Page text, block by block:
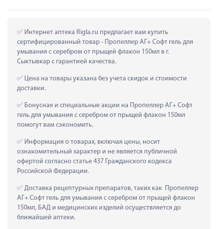
Интернет аптека Rigla.ru предлагает вам купить
сертифицированный товар - Пропеллер АГ+ Софт гель для
умывания с серебром от прыщей флакон 150мл в г.
Сыктывкар с гарантией качества.
Цена на товары указана без учета скидок и стоимости
доставки.
Бонусная и специальные акции на Пропеллер АГ+ Софт
гель для умывания с серебром от прыщей флакон 150мл
помогут вам сэкономить.
Информация о товарах, включая цены, носит
ознакомительный характер и не является публичной
офертой согласно статье 437 Гражданского кодекса
Российской Федерации.
Доставка рецептурных препаратов, таких как  Пропеллер
АГ+ Софт гель для умывания с серебром от прыщей флакон
150мл, БАД и медицинских изделий осуществляется до
ближайшей аптеки.